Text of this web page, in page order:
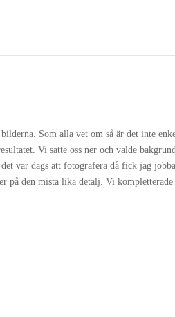
Som alla vet om så är det inte
Vi satte oss ner och valde
var dags att fotografera då fick jag
på den mista lika detalj. Vi